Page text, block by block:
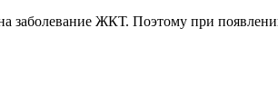
ЖКТ. Поэтому при